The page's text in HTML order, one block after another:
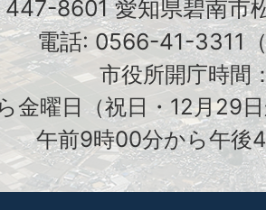
447-8601 愛知県碧南市
電話: 0566-41-3311
市役所開庁時間
金曜日（祝日・12月29
午前9時00分から午後